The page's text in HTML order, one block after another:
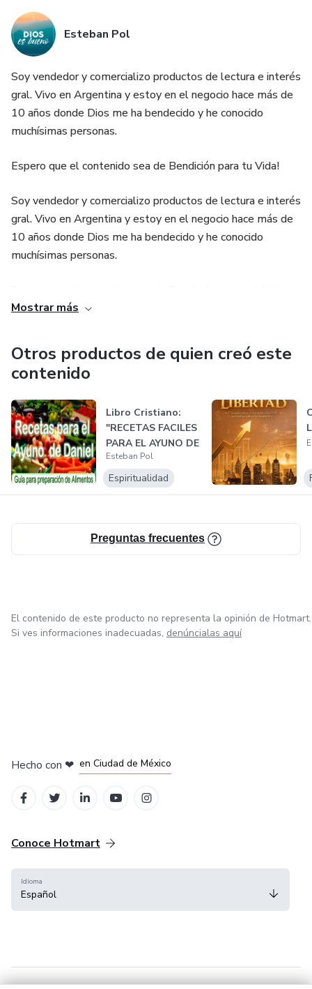
Esteban Pol
Soy vendedor y comercializo productos de lectura e interés
gral. Vivo en Argentina y estoy en el negocio hace más de
10 años donde Dios me ha bendecido y he conocido
muchísimas personas.
Espero que el contenido sea de Bendición para tu Vida!
Soy vendedor y comercializo productos de lectura e interés
gral. Vivo en Argentina y estoy en el negocio hace más de
10 años donde Dios me ha bendecido y he conocido
muchísimas personas.
gral. Vivo en Argentina y estoy en el negocio hace más de
10 años donde Dios me ha bendecido y he conocido
muchísimas personas.
Espero que el contenido sea de Bendición para tu Vida!
Mostrar más
Otros productos de quien creó este
contenido
Libro Cristiano:
"RECETAS FACILES
PARA EL AYUNO DE
DANIEL"
Esteban Pol
Espiritualidad
Preguntas frecuentes
El contenido de este producto no representa la opinión de Hotmart.
Si ves informaciones inadecuadas, denúncialas aquí
Hecho con ❤ en Ciudad de México
Conoce Hotmart
Idioma
Español